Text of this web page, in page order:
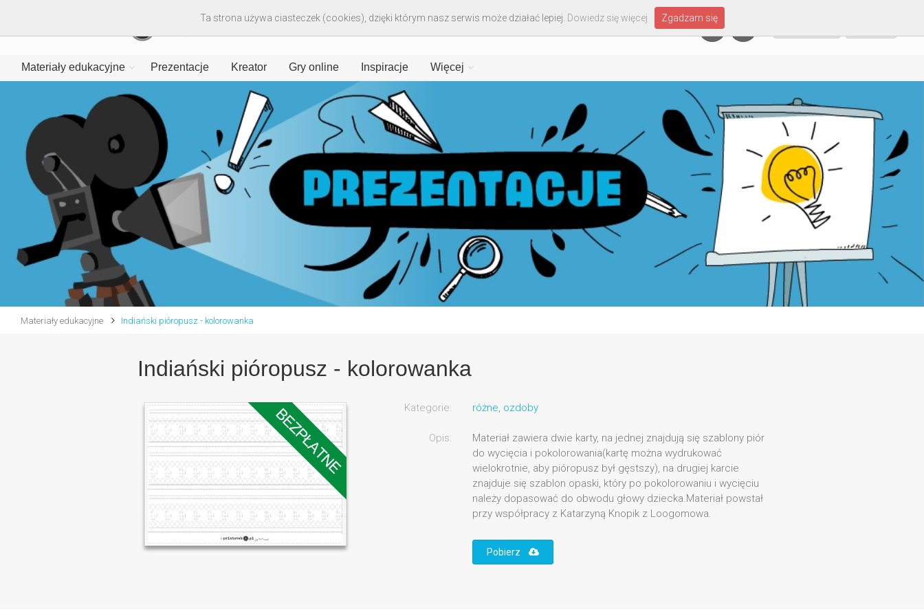
Materiały edukacyjne Prezentacje Kreator Gry online Inspiracje Więcej
Materiały edukacyjne Indiański pióropusz - kolorowanka
Indiański pióropusz - kolorowanka
Kategorie: różne, ozdoby
Opis:
Materiał zawiera dwie karty, na jednej znajdują się szablony piór
do wycięcia i pokolorowania(kartę można wydrukować
wielokrotnie, aby pióropusz był gęstszy), na drugiej karcie
znajduje się szablon opaski, który po pokolorowaniu i wycięciu
należy dopasować do obwodu głowy dziecka.Materiał powstał
przy współpracy z Katarzyną Knopik z Loogomowa.
Pobierz
Ta strona używa ciasteczek (cookies), dzięki którym nasz serwis może działać lepiej. Dowiedz się więcej Zgadzam się